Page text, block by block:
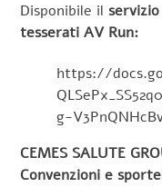
Disponibile il
tesserati AV Run:
https://
g-
CEMES SALUTE
Convenzioni e